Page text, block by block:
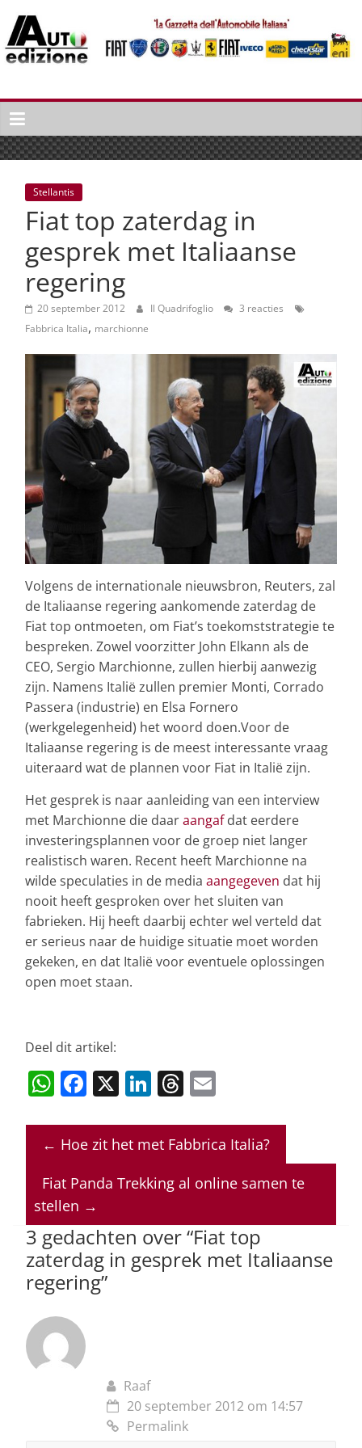
naar
inhoud
Auto
Edizione
La
Gazetta
dell'Automobile
Italiana
autonieuws
lifestyle
Stellantis
Fiat top zaterdag in
gesprek met Italiaanse
regering
20 september 2012 Il Quadrifoglio
3 reacties
Fabbrica Italia, marchionne
Volgens de internationale nieuwsbron, Reuters, zal
de Italiaanse regering aankomende zaterdag de
Fiat top ontmoeten, om Fiat’s toekomststrategie te
bespreken. Zowel voorzitter John Elkann als de
CEO, Sergio Marchionne, zullen hierbij aanwezig
zijn. Namens Italië zullen premier Monti, Corrado
Passera (industrie) en Elsa Fornero
(werkgelegenheid) het woord doen.Voor de
Italiaanse regering is de meest interessante vraag
uiteraard wat de plannen voor Fiat in Italië zijn.
Het gesprek is naar aanleiding van een interview
met Marchionne die daaraangafdat eerdere
investeringsplannen voor de groep niet langer
realistisch waren. Recent heeft Marchionne na
wilde speculaties in de media aangegeven dat hij
nooit heeft gesproken over het sluiten van
fabrieken. Hij heeft daarbij echter wel verteld dat
er serieus naar de huidige situatie moet worden
gekeken, en dat Italië voor eventuele oplossingen
open moet staan.
Deel dit artikel:
W
at
s
A
p
p
F
c
e
b
o
o
k
X Li
k
e
dI
T
re
a
d
ai
l
← Hoe zit het met Fabbrica Italia?
Fiat Panda Trekking al online samen te
stellen →
3 gedachten over “Fiat top
zaterdag in gesprek met Italiaanse
regering”
Raaf
20 september 2012 om 14:57
Permalink